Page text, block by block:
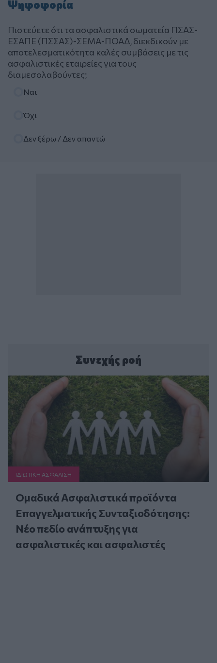
Ψηφοφορία
Πιστεύετε ότι τα ασφαλιστικά σωματεία ΠΣΑΣ-
ΕΣΑΠΕ (ΠΣΣΑΣ)-ΣΕΜΑ-ΠΟΑΔ, διεκδικούν με
αποτελεσματικότητα καλές συμβάσεις με τις
ασφαλιστικές εταιρείες για τους
διαμεσολαβούντες;
Ναι
Όχι
Δεν ξέρω / Δεν απαντώ
Συνεχής ροή
ΙΔΙΩΤΙΚΗ ΑΣΦAΛΙΣΗ
Ομαδικά Ασφαλιστικά προϊόντα
Επαγγελματικής Συνταξιοδότησης:
Νέο πεδίο ανάπτυξης για
ασφαλιστικές και ασφαλιστές